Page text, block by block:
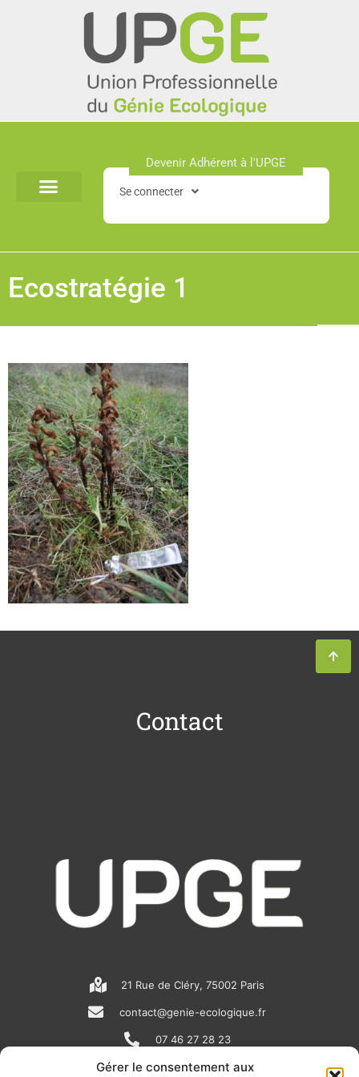
Gérer le consentement aux
Devenir Adhérent à l'UPGE​
Se connecter
Ecostratégie 1
Contact
21 Rue de Cléry, 75002 Paris
contact@genie-ecologique.fr
07 46 27 28 23